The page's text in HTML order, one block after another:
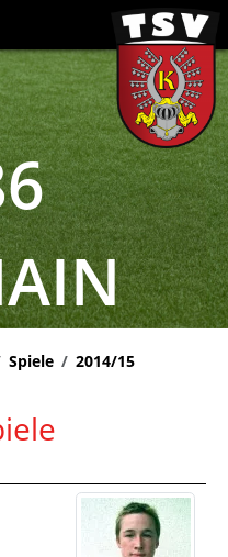
Spiele
2014/15